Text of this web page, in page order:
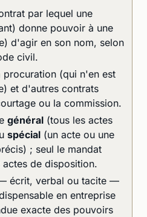
par lequel une
donne pouvoir à une
d'agir en son nom, selon
civil.
procuration (qui n'en est
et d'autres contrats
ou la commission.
général (tous les actes
spécial (un acte ou une
; seul le mandat
de disposition.
écrit, verbal ou tacite —
en entreprise
exacte des pouvoirs